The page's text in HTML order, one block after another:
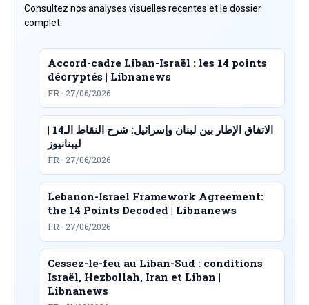
Consultez nos analyses visuelles recentes et le dossier
complet.
Accord-cadre Liban-Israël : les 14 points
décryptés | Libnanews
FR · 27/06/2026
الاتفاق الإطار بين لبنان وإسرائيل: شرح النقاط الـ14 |
ليبنانيوز
FR · 27/06/2026
Lebanon-Israel Framework Agreement:
the 14 Points Decoded | Libnanews
FR · 27/06/2026
Cessez-le-feu au Liban-Sud : conditions
Israël, Hezbollah, Iran et Liban |
Libnanews